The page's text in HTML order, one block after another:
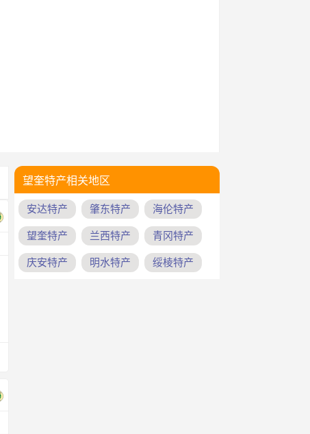
望奎特产相关地区
安达特产 肇东特产 海伦特产
望奎特产 兰西特产 青冈特产
庆安特产 明水特产 绥棱特产